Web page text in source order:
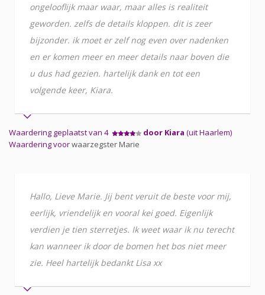
ongelooflijk maar waar, maar alles is realiteit
geworden. zelfs de details kloppen. dit is zeer
bijzonder. ik moet er zelf nog even over nadenken
en er komen meer en meer details naar boven die
u dus had gezien. hartelijk dank en tot een
volgende keer, Kiara.
Waardering geplaatst van 4 door Kiara (uit Haarlem)
Waardering voorwaarzegster Marie
Hallo, Lieve Marie. Jij bent veruit de beste voor mij,
eerlijk, vriendelijk en vooral kei goed. Eigenlijk
verdien je tien sterretjes. Ik weet waar ik nu terecht
kan wanneer ik door de bomen het bos niet meer
zie. Heel hartelijk bedankt Lisa xx